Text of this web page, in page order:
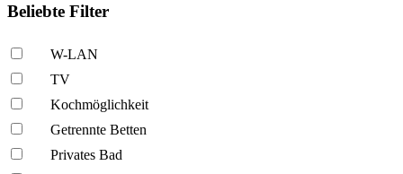
Beliebte Filter
W-LAN
TV
Kochmöglich­keit
Getrennte Betten
Privates Bad